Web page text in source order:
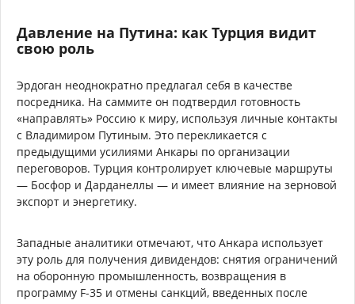
Давление на Путина: как Турция видит
свою роль
Эрдоган неоднократно предлагал себя в качестве
посредника. На саммите он подтвердил готовность
«направлять» Россию к миру, используя личные контакты
с Владимиром Путиным. Это перекликается с
предыдущими усилиями Анкары по организации
переговоров. Турция контролирует ключевые маршруты
— Босфор и Дарданеллы — и имеет влияние на зерновой
экспорт и энергетику.
Западные аналитики отмечают, что Анкара использует
эту роль для получения дивидендов: снятия ограничений
на оборонную промышленность, возвращения в
программу F-35 и отмены санкций, введенных после